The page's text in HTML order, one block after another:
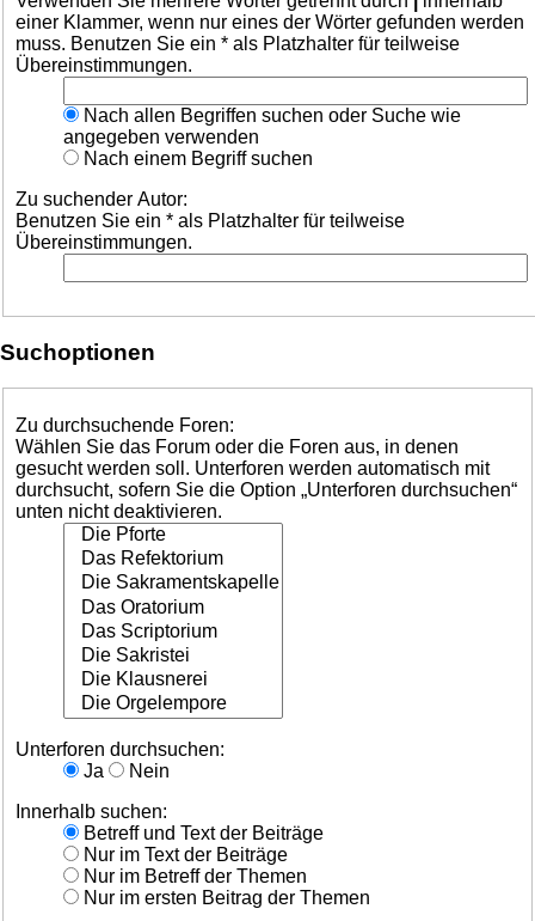
einer Klammer, wenn nur eines der Wörter gefunden werden
muss. Benutzen Sie ein * als Platzhalter für teilweise
Übereinstimmungen.
Nach allen Begriffen suchen oder Suche wie
angegeben verwenden
Nach einem Begriff suchen
Zu suchender Autor:
Benutzen Sie ein * als Platzhalter für teilweise
Übereinstimmungen.
Suchoptionen
Zu durchsuchende Foren:
Wählen Sie das Forum oder die Foren aus, in denen
gesucht werden soll. Unterforen werden automatisch mit
durchsucht, sofern Sie die Option „Unterforen durchsuchen“
unten nicht deaktivieren.
Unterforen durchsuchen:
Ja
Nein
Innerhalb suchen:
Betreff und Text der Beiträge
Nur im Text der Beiträge
Nur im Betreff der Themen
Nur im ersten Beitrag der Themen